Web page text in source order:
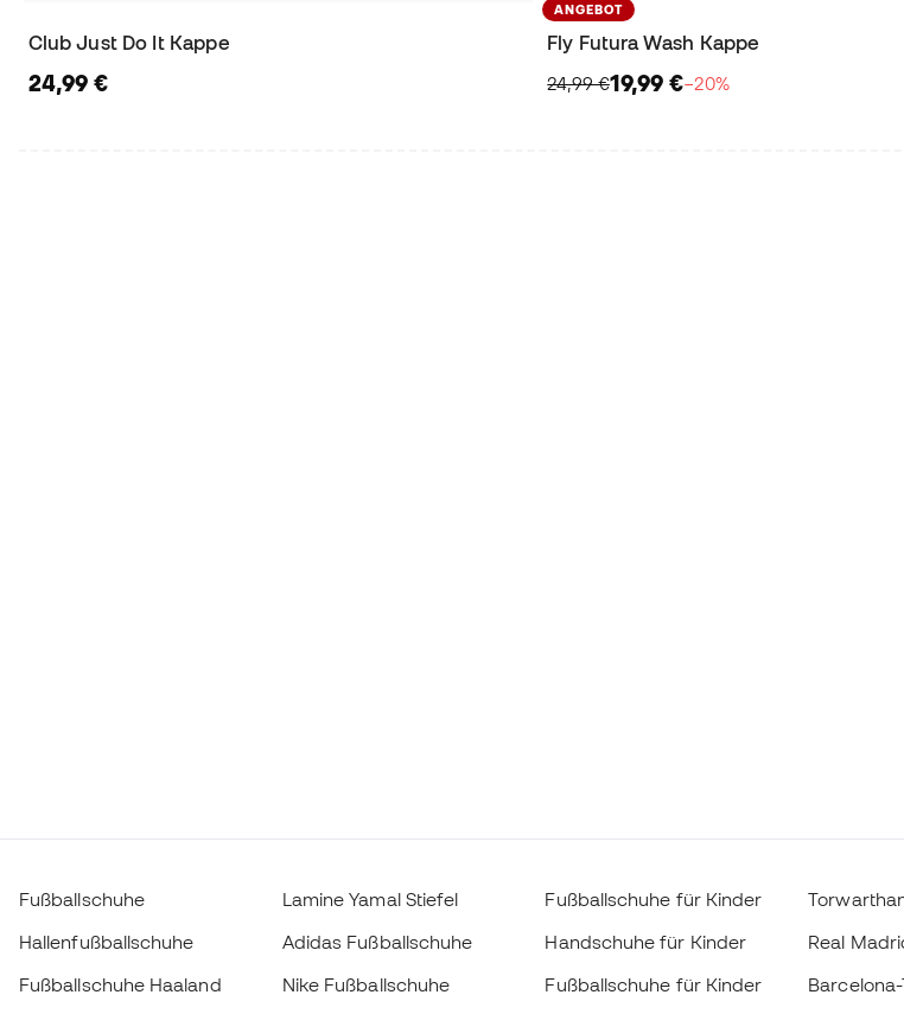
Club Just Do It Kappe
24,99 €
ANGEBOT
Fly Futura Wash Kappe
24,99 €19,99 €−20%
Fußballschuhe
Hallenfußballschuhe
Fußballschuhe Haaland
Lamine Yamal Stiefel
Adidas Fußballschuhe
Nike Fußballschuhe
Fußballschuhe für Kinder
Handschuhe für Kinder
Fußballschuhe für Kinder
Real